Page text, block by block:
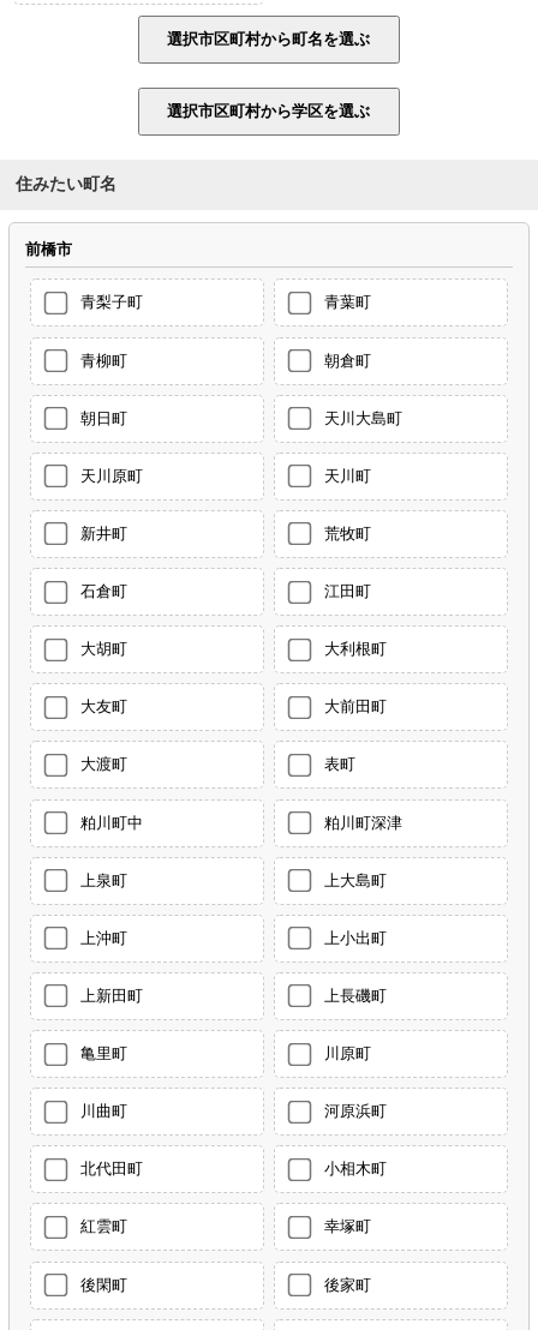
住みたい町名
前橋市
青梨子町 青葉町
青柳町 朝倉町
朝日町 天川大島町
天川原町 天川町
新井町 荒牧町
石倉町 江田町
大胡町 大利根町
大友町 大前田町
大渡町 表町
粕川町中 粕川町深津
上泉町 上大島町
上沖町 上小出町
上新田町 上長磯町
亀里町 川原町
川曲町 河原浜町
北代田町 小相木町
紅雲町 幸塚町
後閑町 後家町